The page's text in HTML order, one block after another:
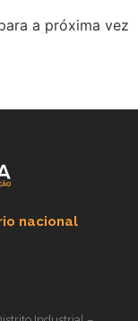
a próxima vez
nacional